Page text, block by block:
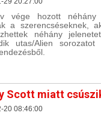
vége hozott néhány
a szerencséseknek,
néhány
utas/Alien
Scott miatt
20 08:46:00